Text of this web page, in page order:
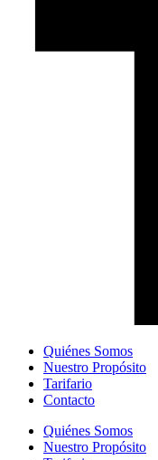
Quiénes Somos
Nuestro Propósito
Tarifario
Contacto
Quiénes Somos
Nuestro Propósito